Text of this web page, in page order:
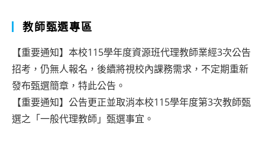
教師甄選專區
【重要通知】本校115學年度資源班代理教師業經3次公告
招考，仍無人報名，後續將視校內課務需求，不定期重新
發布甄選簡章，特此公告。
【重要通知】公告更正並取消本校115學年度第3次教師甄
選之「一般代理教師」甄選事宜。